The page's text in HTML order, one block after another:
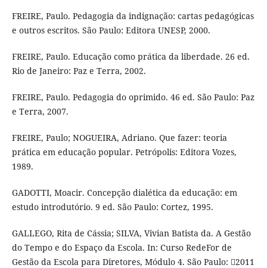
FREIRE, Paulo. Pedagogia da indignação: cartas pedagógicas
e outros escritos. São Paulo: Editora UNESP, 2000.
FREIRE, Paulo. Educação como prática da liberdade. 26 ed.
Rio de Janeiro: Paz e Terra, 2002.
FREIRE, Paulo. Pedagogia do oprimido. 46 ed. São Paulo: Paz
e Terra, 2007.
FREIRE, Paulo; NOGUEIRA, Adriano. Que fazer: teoria
prática em educação popular. Petrópolis: Editora Vozes,
1989.
GADOTTI, Moacir. Concepção dialética da educação: em
estudo introdutório. 9 ed. São Paulo: Cortez, 1995.
GALLEGO, Rita de Cássia; SILVA, Vivian Batista da. A Gestão
do Tempo e do Espaço da Escola. In: Curso RedeFor de
Gestão da Escola para Diretores, Módulo 4. São Paulo: 2011